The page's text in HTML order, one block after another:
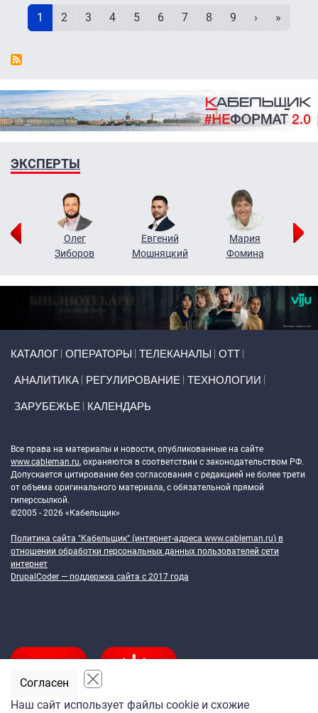
Текущая страница
1 Page
2 Page
3 Page
4 Page
5 Page
6 Page
7 Page
8 Page
9 Следующая
› »
ЭКСПЕРТЫ
Олег
Зиборов
Евгений
Мошняцкий
Мария
Фомина
КАТАЛОГ ОПЕРАТОРЫ ТЕЛЕКАНАЛЫ ОТТ
АНАЛИТИКА РЕГУЛИРОВАНИЕ ТЕХНОЛОГИИ
ЗАРУБЕЖЬЕ КАЛЕНДАРЬ
Все права на материалы и новости, опубликованные на сайте
www.cableman.ru, охраняются в соответствии с законодательством РФ.
Допускается цитирование без согласования с редакцией не более трети
от объема оригинального материала, с обязательной прямой
гиперссылкой.
©2005 - 2026 «Кабельщик»
Политика сайта "Кабельщик" (интернет-адреса www.cableman.ru) в
отношении обработки персональных данных пользователей сети
интернет
DrupalCoder — поддержка сайта c 2017 года
Наш сайт использует файлы cookie и схожие
Согласен